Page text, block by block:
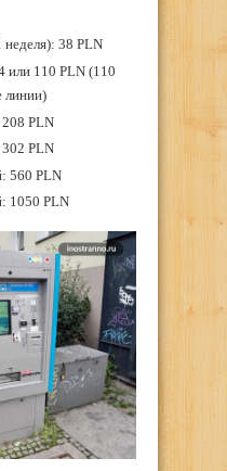
38 PLN
или 110 PLN (110
линии)
PLN
PLN
560 PLN
1050 PLN